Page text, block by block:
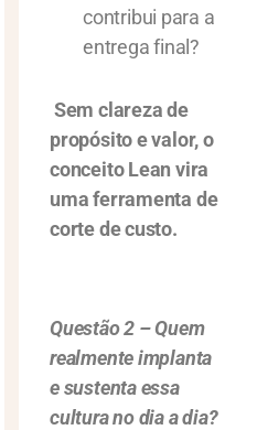
contribui para a
entrega final?
Sem clareza de
propósito e valor, o
conceito Lean vira
uma ferramenta de
corte de custo.
Questão 2 – Quem
realmente implanta
e sustenta essa
cultura no dia a dia?